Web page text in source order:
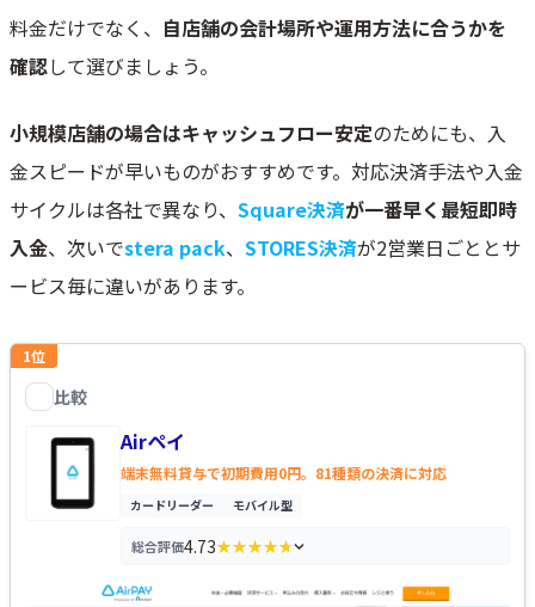
料金だけでなく、 自店舗の会計場所や運用方法に合うかを
確認して選びましょう。
小規模店舗の場合はキャッシュフロー安定のためにも、入
金スピードが早いものがおすすめです。対応決済手法や入金
サイクルは各社で異なり、 Square決済が一番早く最短即時
入金、次いでstera pack、 STORES決済が2営業日ごととサ
ービス毎に違いがあります。
1位
比較
Airペイを比較する
Airペイ
端末無料貸与で初期費用0円。81種類の決済に対応
カードリーダー モバイル型
総合評価4.73★★★★★
★★★★★
評価の内訳を見る